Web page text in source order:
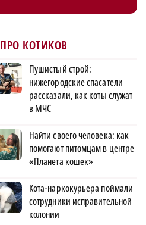
ПРО КОТИКОВ
Пушистый строй:
нижегородские спасатели
рассказали, как коты служат
в МЧС
Найти своего человека: как
помогают питомцам в центре
«Планета кошек»
Кота-наркокурьера поймали
сотрудники исправительной
колонии